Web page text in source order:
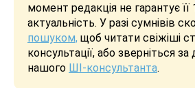
момент редакція не гарантує її
актуальність. У разі сумнівів
пошуком, щоб читати свіжіші
консультації, або зверніться
нашого ШІ-консультанта.